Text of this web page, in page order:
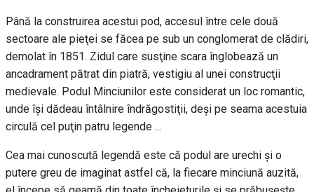
Până la construirea acestui pod, accesul între cele două
sectoare ale pieţei se făcea pe sub un conglomerat de clădiri,
demolat în 1851. Zidul care susţine scara înglobează un
ancadrament pătrat din piatră, vestigiu al unei construcţii
medievale. Podul Minciunilor este considerat un loc romantic,
unde îşi dădeau întâlnire îndrăgostiţii, deşi pe seama acestuia
circulă cel puţin patru legende ...
Cea mai cunoscută legendă este că podul are urechi și o
putere greu de imaginat astfel că, la fiecare minciună auzită,